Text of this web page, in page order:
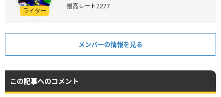
ライター
最高レート2277
メンバーの情報を見る
この記事へのコメント